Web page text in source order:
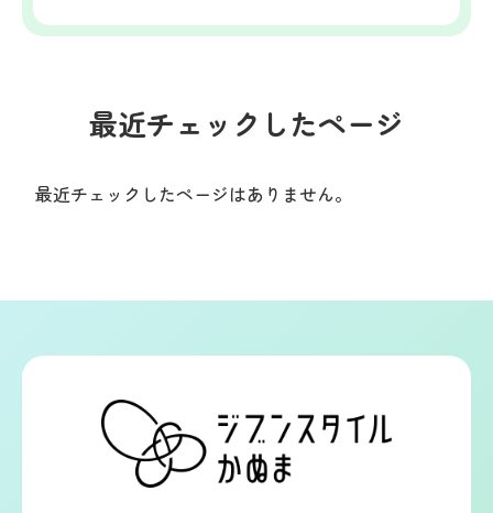
最近チェックしたページ
最近チェックしたページはありません。